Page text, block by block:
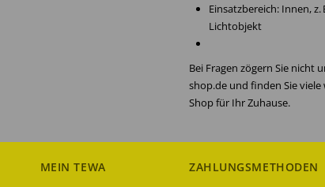
Einsatzbereich: Innen,
Lichtobjekt
Bei Fragen zögern Sie nicht
shop.de und finden Sie viele
Shop für Ihr Zuhause.
MEIN TEWA ZAHLUNGSMETHODEN